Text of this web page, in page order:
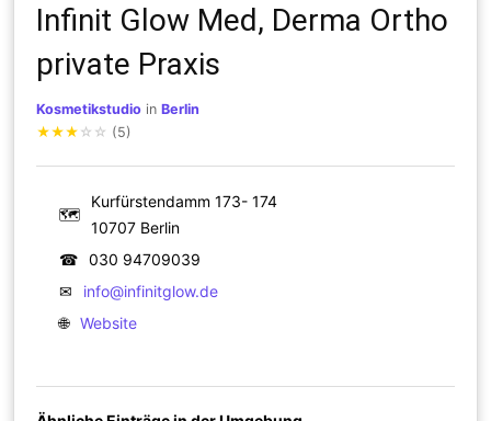
Infinit Glow Med, Derma Ortho
private Praxis
Kosmetikstudio inBerlin
★★★ ☆ ☆ (5)
🗺
Kurfürstendamm 173- 174
10707 Berlin
☎
030 94709039
✉
info@infinitglow.de
🌐 Website